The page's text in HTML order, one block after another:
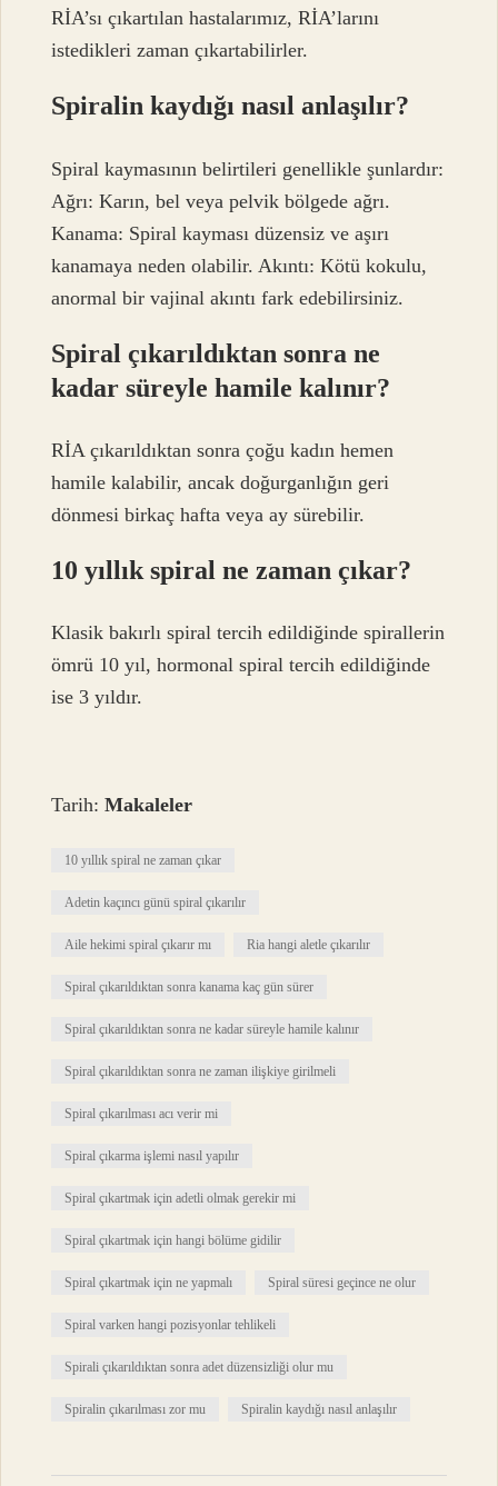
RİA’sı çıkartılan hastalarımız, RİA’larını
istedikleri zaman çıkartabilirler.
Spiralin kaydığı nasıl anlaşılır?
Spiral kaymasının belirtileri genellikle şunlardır:
Ağrı: Karın, bel veya pelvik bölgede ağrı.
Kanama: Spiral kayması düzensiz ve aşırı
kanamaya neden olabilir. Akıntı: Kötü kokulu,
anormal bir vajinal akıntı fark edebilirsiniz.
Spiral çıkarıldıktan sonra ne
kadar süreyle hamile kalınır?
RİA çıkarıldıktan sonra çoğu kadın hemen
hamile kalabilir, ancak doğurganlığın geri
dönmesi birkaç hafta veya ay sürebilir.
10 yıllık spiral ne zaman çıkar?
Klasik bakırlı spiral tercih edildiğinde spirallerin
ömrü 10 yıl, hormonal spiral tercih edildiğinde
ise 3 yıldır.
Tarih:Makaleler
10 yıllık spiral ne zaman çıkar
Adetin kaçıncı günü spiral çıkarılır
Aile hekimi spiral çıkarır mı Ria hangi aletle çıkarılır
Spiral çıkarıldıktan sonra kanama kaç gün sürer
Spiral çıkarıldıktan sonra ne kadar süreyle hamile kalınır
Spiral çıkarıldıktan sonra ne zaman ilişkiye girilmeli
Spiral çıkarılması acı verir mi
Spiral çıkarma işlemi nasıl yapılır
Spiral çıkartmak için adetli olmak gerekir mi
Spiral çıkartmak için hangi bölüme gidilir
Spiral çıkartmak için ne yapmalı Spiral süresi geçince ne olur
Spiral varken hangi pozisyonlar tehlikeli
Spirali çıkarıldıktan sonra adet düzensizliği olur mu
Spiralin çıkarılması zor mu Spiralin kaydığı nasıl anlaşılır